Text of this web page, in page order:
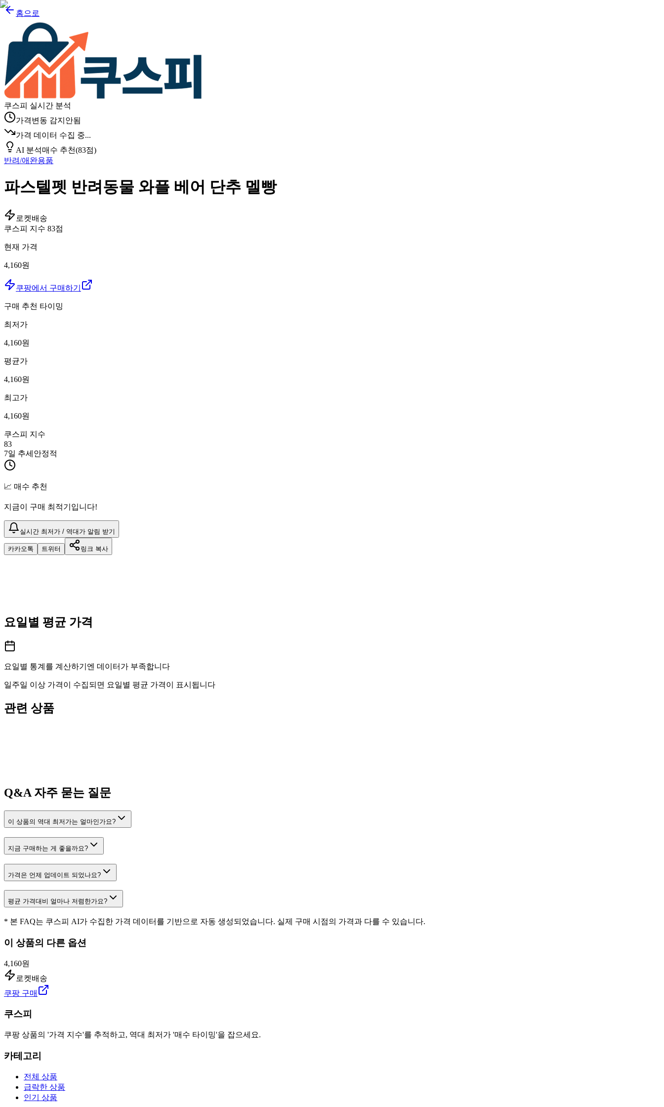
홈으로
쿠스피 실시간 분석
가격변동 감지안됨
가격 데이터 수집 중...
AI 분석매수 추천(83점)
반려/애완용품
파스텔펫 반려동물 와플 베어 단추 멜빵
로켓배송
쿠스피 지수 83점
현재 가격
4,160원
쿠팡에서 구매하기
구매 추천 타이밍
최저가
4,160원
평균가
4,160원
최고가
4,160원
쿠스피 지수
83
7일 추세 안정적
📈 매수 추천
지금이 구매 최적기입니다!
실시간 최저가 / 역대가 알림 받기
카카오톡 트위터 링크 복사
요일별 평균 가격
요일별 통계를 계산하기엔 데이터가 부족합니다
일주일 이상 가격이 수집되면 요일별 평균 가격이 표시됩니다
관련 상품
Q&A자주 묻는 질문
이 상품의 역대 최저가는 얼마인가요?
지금 구매하는 게 좋을까요?
가격은 언제 업데이트 되었나요?
평균 가격대비 얼마나 저렴한가요?
* 본 FAQ는 쿠스피 AI가 수집한 가격 데이터를 기반으로 자동 생성되었습니다. 실제 구매 시점의 가격과 다를 수 있습니다.
이 상품의 다른 옵션
4,160원
로켓배송
쿠팡 구매
쿠스피
쿠팡 상품의 '가격 지수'를 추적하고, 역대 최저가 '매수 타이밍'을 잡으세요.
카테고리
전체 상품
급락한 상품
인기 상품